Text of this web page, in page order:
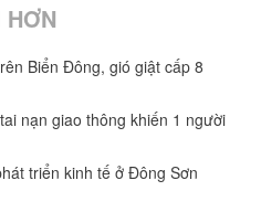
Biển Đông, gió giật cấp 8
nạn giao thông khiến 1 người
triển kinh tế ở Đông Sơn